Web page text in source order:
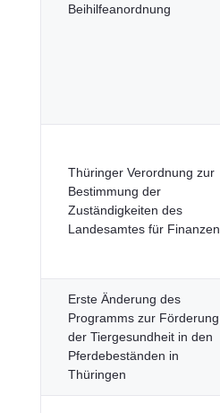
Beihilfeanordnung
Thüringer Verordnung zur
Bestimmung der
Zuständigkeiten des
Landesamtes für Finanzen
Erste Änderung des
Programms zur Förderung
der Tiergesundheit in den
Pferdebeständen in
Thüringen